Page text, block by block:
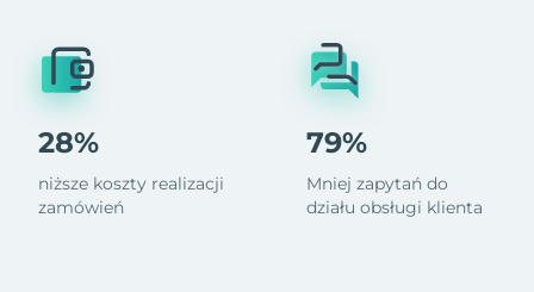
28%
niższe koszty realizacji
zamówień
79%
Mniej zapytań do
działu obsługi klienta